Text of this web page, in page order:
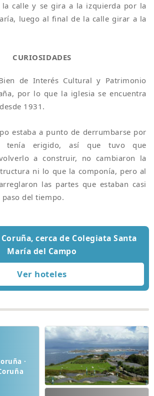
calle y se gira a la izquierda por la
luego al final de la calle girar a la
CURIOSIDADES
de Interés Cultural y Patrimonio
por lo que la iglesia se encuentra
1931.
estaba a punto de derrumbarse por
tenía erigido, así que tuvo que
a construir, no cambiaron la
ni lo que la componía, pero al
las partes que estaban casi
del tiempo.
cerca de Colegiata Santa
María del Campo
·